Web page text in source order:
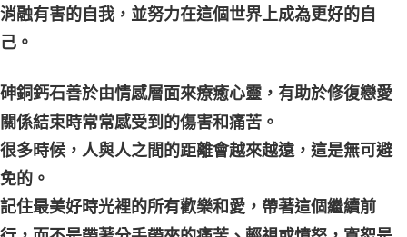
消融有害的自我，並努力在這個世界上成為更好的自
己。
砷銅鈣石善於由情感層面來療癒心靈，有助於修復戀愛
關係結束時常常感受到的傷害和痛苦。
很多時候，人與人之間的距離會越來越遠，這是無可避
免的。
記住最美好時光裡的所有歡樂和愛，帶著這個繼續前